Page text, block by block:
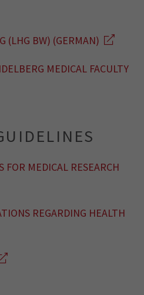
(LHG BW) (GERMAN)
MEDICAL FACULTY
MEDICAL RESEARCH
REGARDING HEALTH